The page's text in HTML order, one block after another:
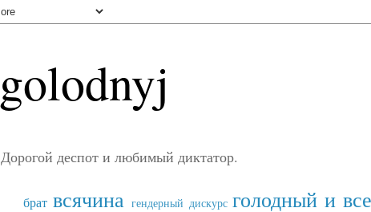
golodnyj
Дорогой деспот и любимый диктатор.
брат всячина гендерный дискурс голодный и